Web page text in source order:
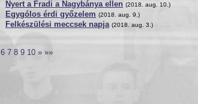
Nyert a Fradi a Nagybánya ellen (2018. aug. 10.)
Egygólos érdi győzelem (2018. aug. 9.)
Felkészülési meccsek napja (2018. aug. 3.)
6 7 8 9 10 » »»